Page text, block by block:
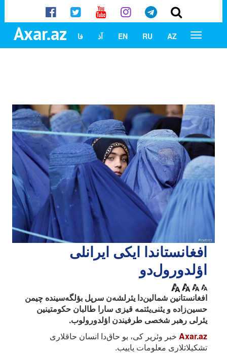
Axar.az AZ
RU
EN آذ فا
افغانستاندا ایکی ایرانلی
اؤلدورول‌دو
افغانستانین شمالین‌دا یئرلشه‌ن سرپل بؤلگه‌سینده چیمن
حسین‌زاده و یئنی‌یئتمه قیزی سارا طالبان حکومتینین
یئرلی رهبر شخصی طرفیندن اؤلدورولوب.
Axar.az خبر وئریر کی، بو حاق‌دا انسان حاقلاری
تشکیلاتلاری معلومات یاییب.